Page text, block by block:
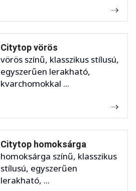
Citytop vörös
vörös színű, klasszikus stílusú,
egyszerűen lerakható,
kvarchomokkal ...
Citytop homoksárga
homoksárga színű, klasszikus
stílusú, egyszerűen
lerakható, ...